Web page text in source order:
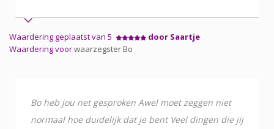
Waardering geplaatst van 5
door Saartje
Waardering voorwaarzegster Bo
Bo heb jou net gesproken Awel moet zeggen niet
normaal hoe duidelijk dat je bent Veel dingen die jij